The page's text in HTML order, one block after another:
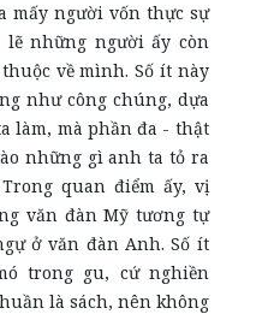
mấy người vốn thực sự
lẽ những người ấy còn
về mình. Số ít này
như công chúng, dựa
làm, mà phần đa - thật
những gì anh ta tỏ ra
quan điểm ấy, vị
văn đàn Mỹ tương tự
ở văn đàn Anh. Số ít
trong gu, cứ nghiền
là sách, nên không